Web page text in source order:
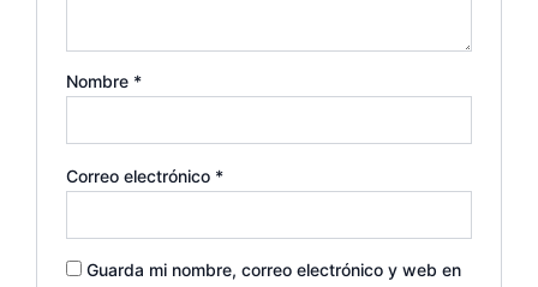
Nombre *
Correo electrónico *
Guarda mi nombre, correo electrónico y web en